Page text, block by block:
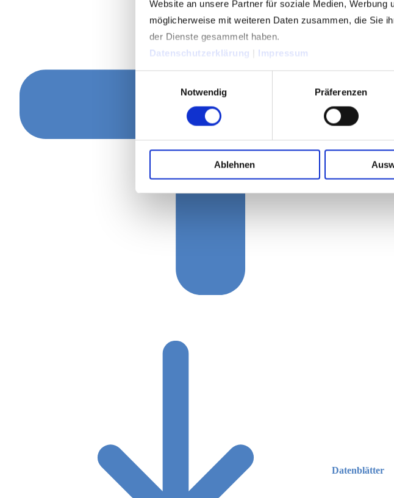
Website an unsere Partner für soziale Medien,
möglicherweise mit weiteren Daten zusammen, die Sie
der Dienste gesammelt haben.
Datenschutzerklärung | Impressum
Notwendig
Präferenzen
Ablehnen
Datenblätter